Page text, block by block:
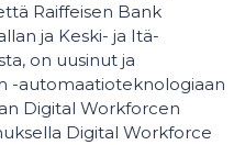
Raiffeisen Bank
ja Keski- ja Itä-
on uusinut ja
-automaatioteknologiaan
Digital Workforcen
Digital Workforce